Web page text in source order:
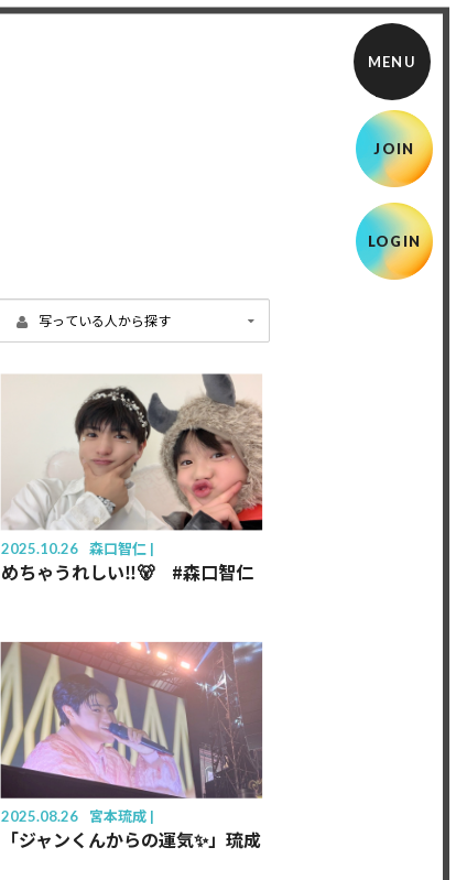
JOIN
LOGIN
2025.10.26 森口智仁
めちゃうれしい‼️🐻 #森口智仁
2025.08.26 宮本琉成
「ジャンくんからの運気✨」琉成